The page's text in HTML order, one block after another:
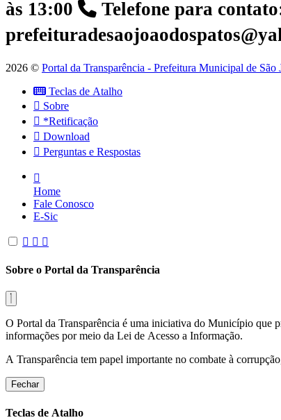
às 13:00
Telefone para
2026 © Portal da Transparência - Prefeitura Municipal de São
Teclas de Atalho
Sobre
*Retificação
Download
Perguntas e Respostas
Home
Fale Conosco
E-Sic
Sobre o Portal da Transparência
O Portal da Transparência é uma iniciativa do Município que
informações por meio da Lei de Acesso a Informação.
A Transparência tem papel importante no combate à
Fechar
Teclas de Atalho